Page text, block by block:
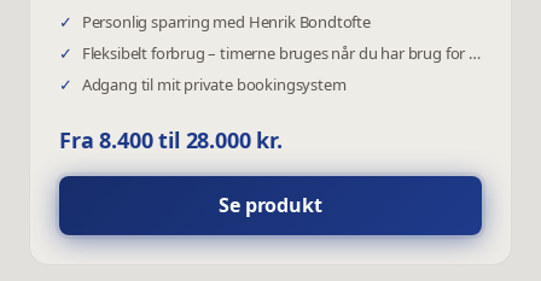
✓
Personlig sparring med Henrik Bondtofte
✓
Fleksibelt forbrug – timerne bruges når du har brug for dem
✓ Adgang til mit private bookingsystem
Fra 8.400 til 28.000 kr.
Se produkt